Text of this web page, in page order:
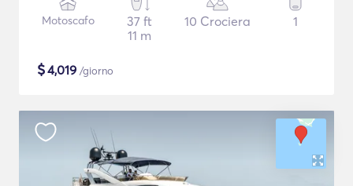
Motoscafo
37 ft
11 m
10 Crociera 1
$4,019 /giorno